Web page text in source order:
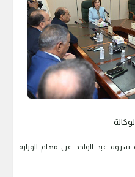
سروة عبد الواحد عن مهام الوزارة